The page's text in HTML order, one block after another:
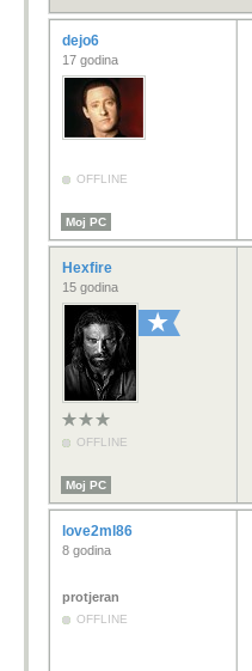
dejo6
17 godina
OFFLINE
Moj PC
Hexfire
15 godina
OFFLINE
Moj PC
love2ml86
8 godina
protjeran
OFFLINE